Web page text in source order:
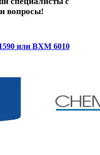
вопросы!
или BXM 6010